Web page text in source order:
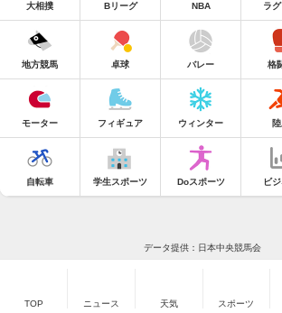
大相撲 Bリーグ NBA ラ
地方競馬 卓球 バレー 格
モーター フィギュア ウィンター
自転車 学生スポーツ Doスポーツ ビ
データ提供：日本中央競馬会
TOP ニュース 天気 スポーツ